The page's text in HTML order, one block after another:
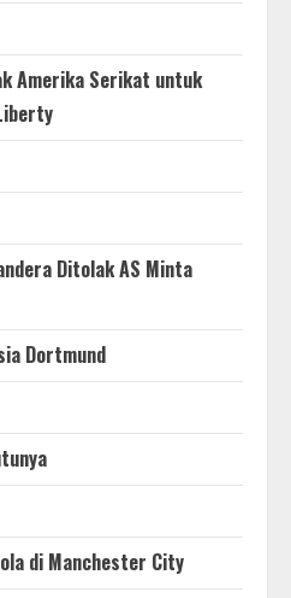
Amerika Serikat untuk
Ditolak AS Minta
Dortmund
di Manchester City